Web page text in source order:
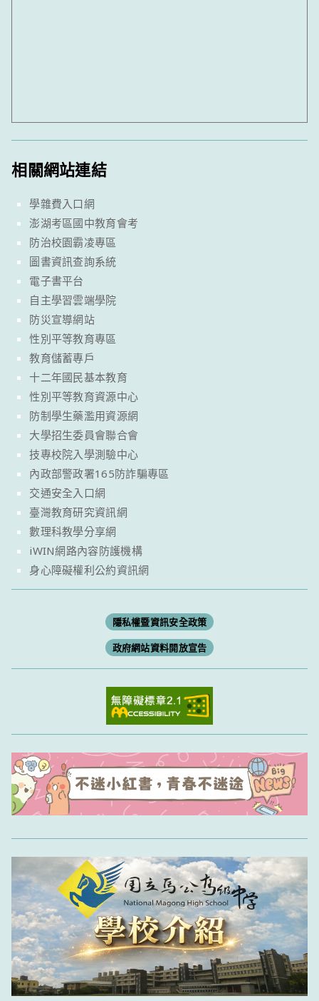
相關網站連結
學雜費入口網
澎湖考區國中教育會考
防治校園霸凌專區
圖書資訊查詢系統
電子書平台
自主學習雲端學院
防災宣導網站
性別平等教育專區
教育儲蓄專戶
十二年國民基本教育
性別平等教育資源中心
防制學生藥濫用資源網
大學招生委員會聯合會
技專校院入學測驗中心
內政部警政署165防詐騙專區
交通安全入口網
臺灣教育研究資訊網
數理科教學分享網
iWIN網路內容防護機構
身心障礙權利公約資訊網
隱私權暨資訊安全政策
政府網站資料開放宣告